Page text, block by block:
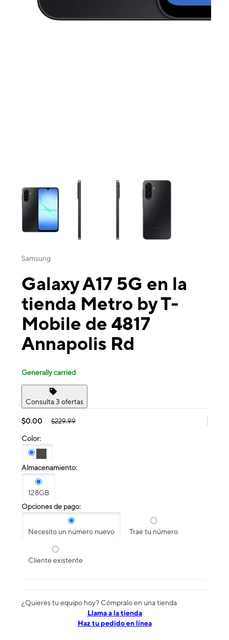
This carousel contains a column of small thumbnails. Selecting a
Samsung
Galaxy A17 5G en la
tienda Metro by T-
Mobile de 4817
Annapolis Rd
Generally carried
Consulta 3 ofertas
$0.00 $229.99
Color:
Almacenamiento:
128GB
Opciones de pago:
Necesito un número nuevo Trae tu número
Cliente existente
¿Quieres tu equipo hoy? Cómpralo en una tienda
​​​​​​​Llama a la tienda
Haz tu pedido en línea